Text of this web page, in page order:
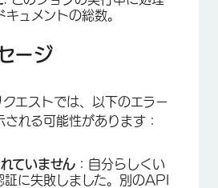
キュメントの総数。
ージ
エストでは、以下のエラー
される可能性があります：
ていません ：自分らしくい
証に失敗しました。別のAPI